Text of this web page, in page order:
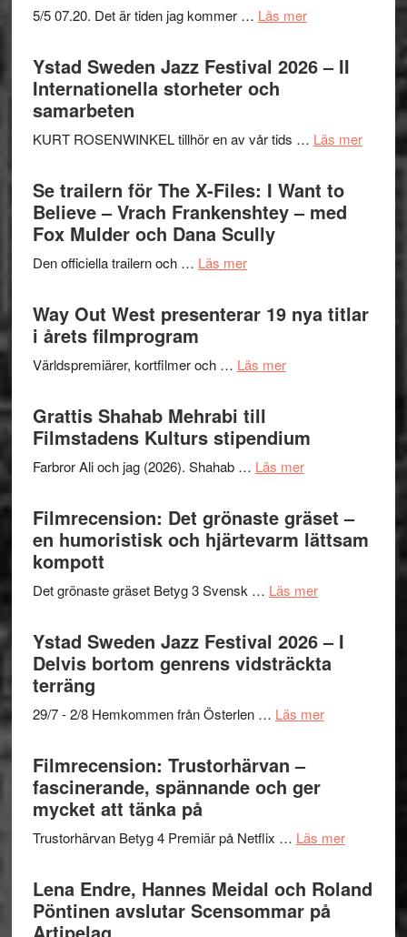
5/5 07.20. Det är tiden jag kommer … Läs merom
Håkan
Hellström
Folkets
–
en
Ystad Sweden Jazz Festival 2026 – II
Internationella storheter och
samarbeten
KURT ROSENWINKEL tillhör en av vår tids … Läs merom
Ystad
Se trailern för The X-Files: I Want to
Believe – Vrach Frankenshtey – med
Fox Mulder och Dana Scully
Den officiella trailern och … Läs merom
trailern
för
X-
I
Want
to
Believe
Vrach
Frankenshtey
med
Mulder
och
Dana
Way Out West presenterar 19 nya titlar
i årets filmprogram
Världspremiärer, kortfilmer och … Läs merom
presenterar
19
titlar
i
Grattis Shahab Mehrabi till
Filmstadens Kulturs stipendium
Farbror Ali och jag (2026). Shahab … Läs merom
Shahab
Mehrabi
till
Kulturs
Filmrecension: Det grönaste gräset –
en humoristisk och hjärtevarm lättsam
kompott
Det grönaste gräset Betyg 3 Svensk … Läs merom
Det
grönaste
gräset
en
hjärtevarm
Ystad Sweden Jazz Festival 2026 – I
Delvis bortom genrens vidsträckta
terräng
29/7 - 2/8 Hemkommen från Österlen … Läs merom
–
Delvis
bortom
Filmrecension: Trustorhärvan –
fascinerande, spännande och ger
mycket att tänka på
Trustorhärvan Betyg 4 Premiär på Netflix … Läs merom
–
Lena Endre, Hannes Meidal och Roland
Pöntinen avslutar Scensommar på